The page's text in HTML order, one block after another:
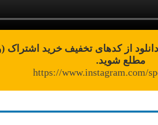
از کدهای تخفیف خرید اشتراک
مطلع شوید.
https://www.instagram.com/